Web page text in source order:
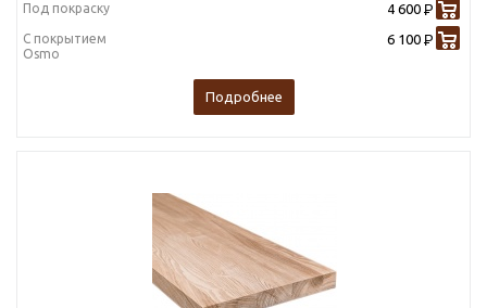
Под покраску 4 600 Р
С покрытием
Osmo
6 100 Р
Подробнее